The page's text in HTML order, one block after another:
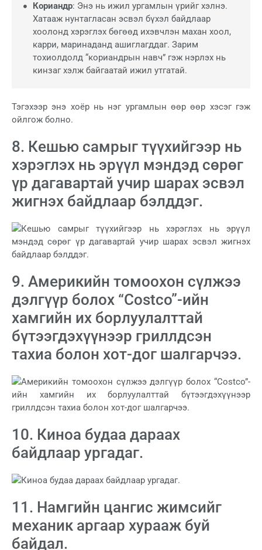
Кориандр: Энэ нь ижил ургамлын үрийг хэлнэ.
Хатааж нунтагласан эсвэл бүхэл байдлаар
хоолонд хэрэглэх бөгөөд ихэвчлэн махан хоол,
карри, маринаданд ашиглагддаг. Зарим
тохиолдолд “кориандрын навч” гэж нэрлэх нь
кинзаг хэлж байгаатай ижил утгатай.
Тэгэхээр энэ хоёр нь нэг ургамлын өөр өөр хэсэг гэж
ойлгож болно.
8. Кешью самрыг түүхийгээр нь
хэрэглэх нь эрүүл мэндэд сөрөг
үр дагавартай учир шарах эсвэл
жигнэх байдлаар бэлддэг.
9. Америкийн томоохон сүлжээ
дэлгүүр болох “Costco”-ийн
хамгийн их борлуулалттай
бүтээгдэхүүнээр гриллдсэн
тахиа болон хот-дог шалгарчээ.
10. Киноа будаа дараах
байдлаар ургадаг.
11. Намгийн цангис жимсийг
механик аргаар хурааж буй
байдал.